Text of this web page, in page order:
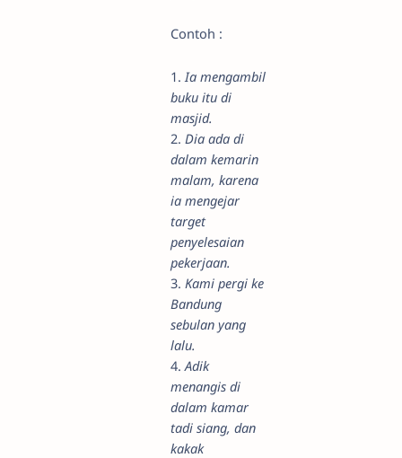
Contoh :
1. Ia mengambil
buku itu di
masjid.
2. Dia ada di
dalam kemarin
malam, karena
ia mengejar
target
penyelesaian
pekerjaan.
3. Kami pergi ke
Bandung
sebulan yang
lalu.
4. Adik
menangis di
dalam kamar
tadi siang, dan
kakak